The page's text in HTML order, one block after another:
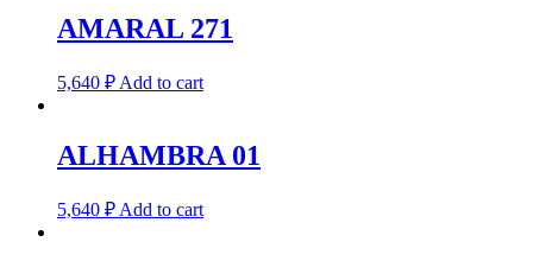
AMARAL 271
5,640 ₽ Add to cart
ALHAMBRA 01
5,640 ₽ Add to cart